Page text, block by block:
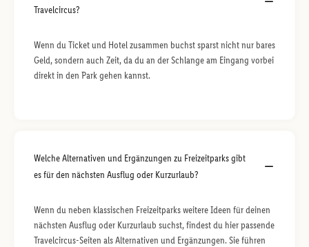
Travelcircus?
Wenn du Ticket und Hotel zusammen buchst sparst nicht nur bares
Geld, sondern auch Zeit, da du an der Schlange am Eingang vorbei
direkt in den Park gehen kannst.
Welche Alternativen und Ergänzungen zu Freizeitparks gibt
es für den nächsten Ausflug oder Kurzurlaub?
Wenn du neben klassischen Freizeitparks weitere Ideen für deinen
nächsten Ausflug oder Kurzurlaub suchst, findest du hier passende
Travelcircus-Seiten als Alternativen und Ergänzungen. Sie führen